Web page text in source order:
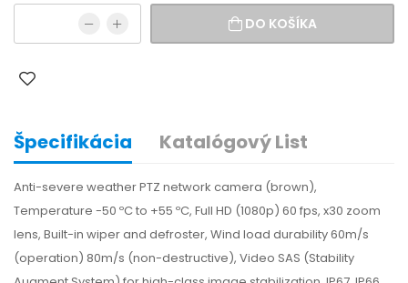
DO KOŠÍKA
Špecifikácia Katalógový List
Anti-severe weather PTZ network camera (brown),
Temperature -50 ºC to +55 ºC, Full HD (1080p) 60 fps, x30 zoom
lens, Built-in wiper and defroster, Wind load durability 60m/s
(operation) 80m/s (non-destructive), Video SAS (Stability